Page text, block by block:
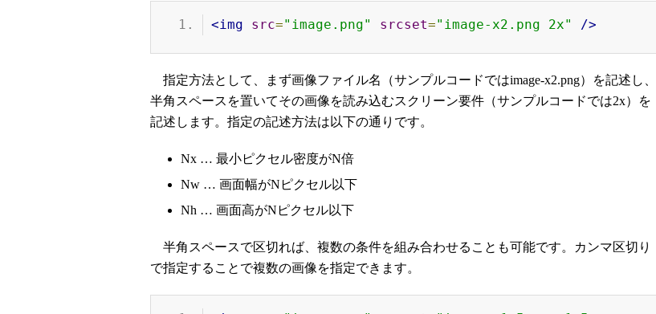
<img src="image.png" srcset="image-x2.png 2x" />
指定方法として、まず画像ファイル名（サンプルコードではimage-x2.png）を記述し、
半角スペースを置いてその画像を読み込むスクリーン要件（サンプルコードでは2x）を
記述します。指定の記述方法は以下の通りです。
Nx … 最小ピクセル密度がN倍
Nw … 画面幅がNピクセル以下
Nh … 画面高がNピクセル以下
半角スペースで区切れば、複数の条件を組み合わせることも可能です。カンマ区切り
で指定することで複数の画像を指定できます。